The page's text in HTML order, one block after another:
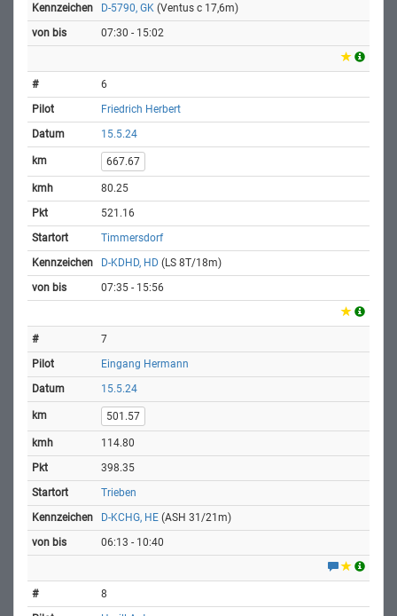
D-5790, GK (Ventus c 17,6m)
07:30 - 15:02
6
Friedrich Herbert
15.5.24
667.67
80.25
521.16
Timmersdorf
D-KDHD, HD (LS 8T/18m)
07:35 - 15:56
7
Eingang Hermann
15.5.24
501.57
114.80
398.35
Trieben
D-KCHG, HE (ASH 31/21m)
06:13 - 10:40
8